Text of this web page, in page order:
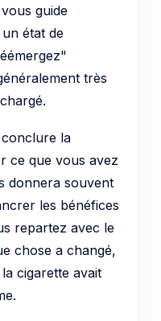
guide
état de
très
la
ce que vous avez
donnera souvent
les bénéfices
repartez avec le
chose a changé,
cigarette avait